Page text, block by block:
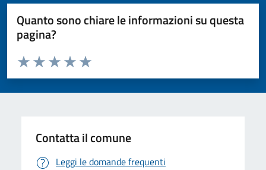
Quanto sono chiare le informazioni su questa
pagina?
Valuta da 1 a 5 stelle la pagina
Valuta 5 stelle su 5
Valuta 4 stelle su 5
Valuta 3 stelle su 5
Valuta 2 stelle su 5
Valuta 1 stelle su 5
Contatta il comune
Leggi le domande frequenti